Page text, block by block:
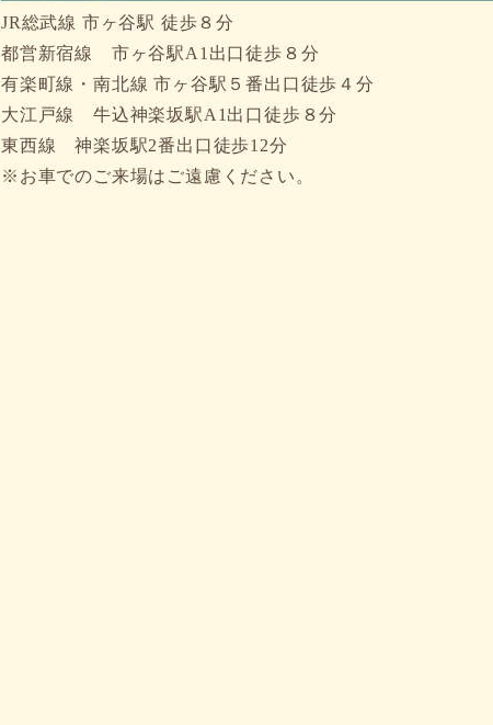
JR総武線 市ヶ谷駅 徒歩８分
都営新宿線 市ヶ谷駅A1出口徒歩８分
有楽町線・南北線 市ヶ谷駅５番出口徒歩４分
大江戸線 牛込神楽坂駅A1出口徒歩８分
東西線 神楽坂駅2番出口徒歩12分
※お車でのご来場はご遠慮ください。